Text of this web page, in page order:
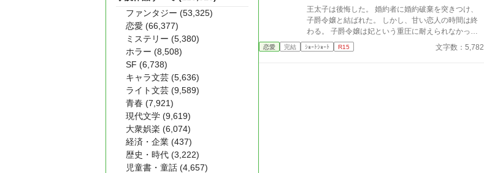
王太子は後悔した。 婚約者に婚約破棄を突きつけ、
子爵令嬢と結ばれた。 しかし、甘い恋人の時間は終
わる。 子爵令嬢は妃という重圧に耐えられなかっ
た。 彼女だったなら、こうはならなかった。 婚約者
と結婚し、子爵令嬢を側妃にしていれば。 後悔の
恋愛 完結 ｼｮｰﾄｼｮｰﾄ R15 文字数：5,782
ファンタジー (53,325)
恋愛 (66,377)
ミステリー (5,380)
ホラー (8,508)
SF (6,738)
キャラ文芸 (5,636)
ライト文芸 (9,589)
青春 (7,921)
現代文学 (9,619)
大衆娯楽 (6,074)
経済・企業 (437)
歴史・時代 (3,222)
児童書・童話 (4,657)